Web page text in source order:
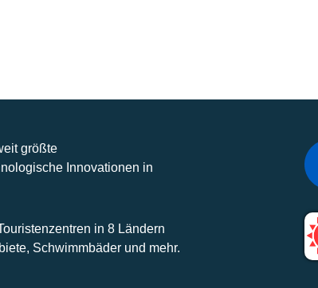
größte
Innovationen in
in 8 Ländern
Schwimmbäder und mehr.